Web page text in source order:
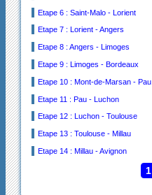
Etape 6 : Saint-Malo - Lorient
Etape 7 : Lorient - Angers
Etape 8 : Angers - Limoges
Etape 9 : Limoges - Bordeaux
Etape 10 : Mont-de-Marsan - Pau
Etape 11 : Pau - Luchon
Etape 12 : Luchon - Toulouse
Etape 13 : Toulouse - Millau
Etape 14 : Millau - Avignon
1